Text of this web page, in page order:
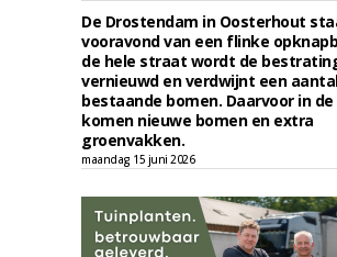
De Drostendam in Oosterhout
vooravond van een flinke
de hele straat wordt de
vernieuwd en verdwijnt een
bestaande bomen. Daarvoor in
komen nieuwe bomen en extra
groenvakken.
maandag 15 juni 2026